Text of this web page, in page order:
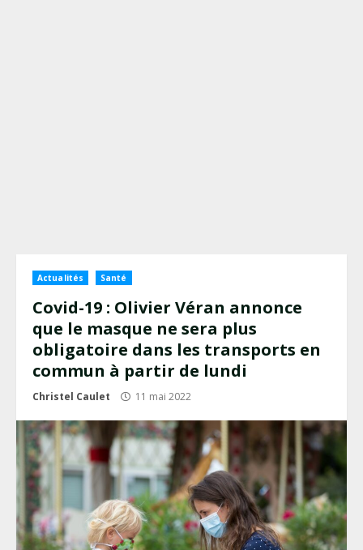
Actualités Santé
Covid-19 : Olivier Véran annonce
que le masque ne sera plus
obligatoire dans les transports en
commun à partir de lundi
Christel Caulet 11 mai 2022